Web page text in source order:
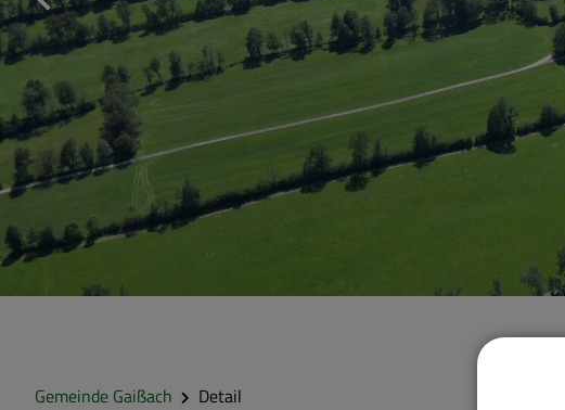
Gemeinde Gaißach Detail